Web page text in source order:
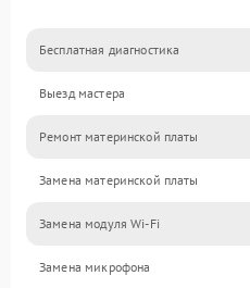
Бесплатная диагностика
Выезд мастера
Ремонт материнской платы
Замена материнской платы
Замена модуля Wi-Fi
Замена микрофона